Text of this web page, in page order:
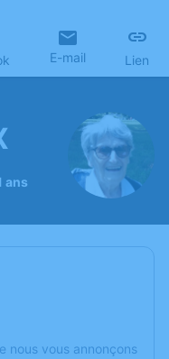
E-mail Lien
ans
nous vous annonçons